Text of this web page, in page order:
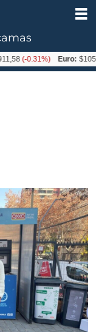
Euro: $1053,36(-